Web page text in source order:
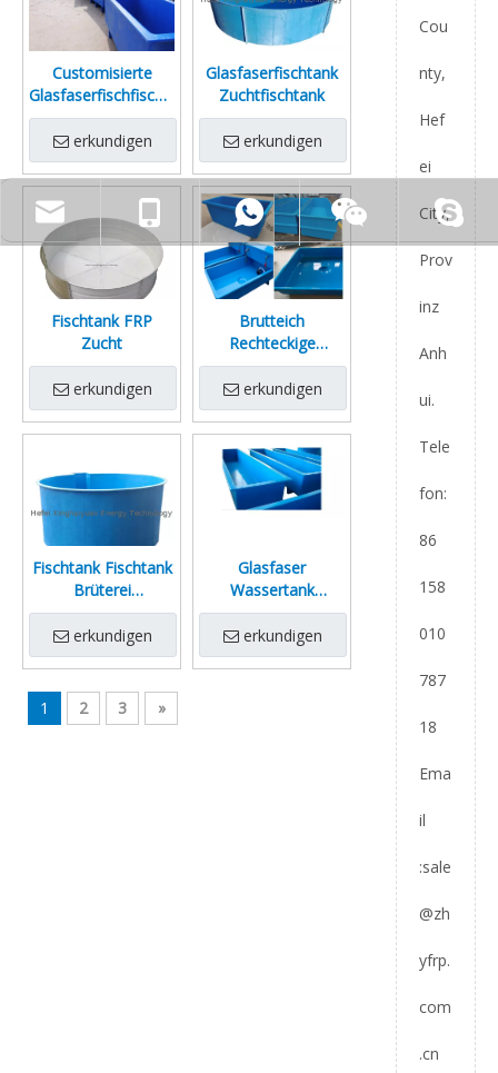
Customisierte
Glasfaserfischfischtank
-Brutteich
erkundigen
Glasfaserfischtank
Zuchtfischtank
erkundigen
Fischtank FRP
Zucht
erkundigen
Brutteich
Rechteckige
Fischtank Fischtank
Fischtank
erkundigen
Fischtank Fischtank
Brüterei
Wassertank
Zuchtfischtank
erkundigen
Glasfaser
Wassertank
Aquakultur Tank
Fischteich
erkundigen
1 2 3 »
Cou
nty,
Hef
ei
City,
Prov
inz
Anh
ui.
Tele
fon:
86
158
010
787
18
Ema
il
:sale
@zh
yfrp.
com
.cn